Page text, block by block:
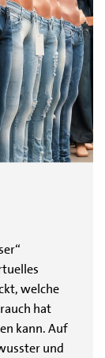
welche
hat
kann. Auf
und